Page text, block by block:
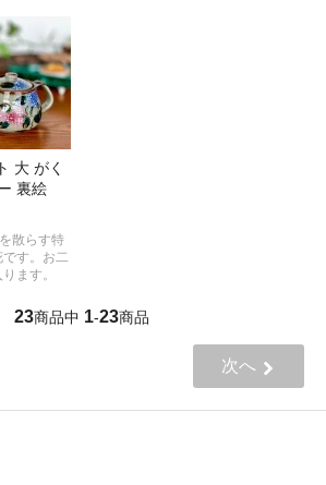
大 がく
裏絵
散らす特
す。お二
ます。
23商品中 1-23商品
次へ